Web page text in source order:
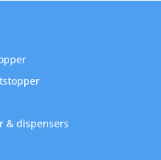
& dispensers